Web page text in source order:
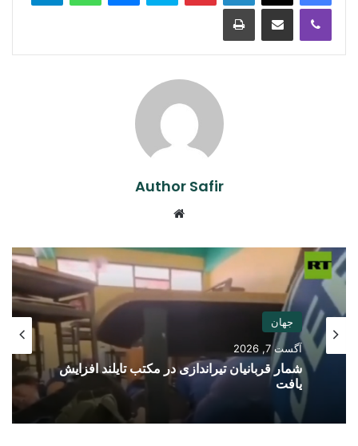
Viber
Share via Email
Print
Author Safir
جهان
آگست 7, 2026
شمار قربانیان تیراندازی در مکتب تایلند افزایش
یافت